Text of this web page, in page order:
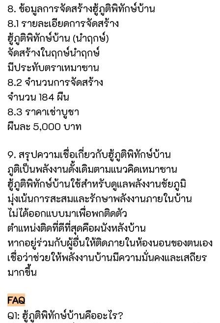
8. ข้อมูลการจัดสร้างฮู้ภูติพิทักษ์บ้าน
8.1 รายละเอียดการจัดสร้าง
ฮู้ภูติพิทักษ์บ้าน (นำฤกษ์)
จัดสร้างในฤกษ์นำฤกษ์
มีประทับตราเหมาซาน
8.2 จำนวนการจัดสร้าง
จำนวน 184 ผืน
8.3 ราคาเช่าบูชา
ผืนละ 5,000 บาท
9. สรุปความเชื่อเกี่ยวกับฮู้ภูติพิทักษ์บ้าน
ภูติเป็นพลังงานดั้งเดิมตามแนวคิดเหมาซาน
ฮู้ภูติพิทักษ์บ้านใช้สำหรับดูแลพลังงานชัยภูมิ
มุ่งเน้นการสะสมและรักษาพลังงานภายในบ้าน
ไม่ได้ออกแบบมาเพื่อพกติดตัว
ตำแหน่งติดที่ดีที่สุดคือผนังหลังบ้าน
หากอยู่ร่วมกับผู้อื่นให้ติดภายในห้องนอนของตนเอง
เชื่อว่าช่วยให้พลังงานบ้านมีความมั่นคงและเสถียร
มากขึ้น
FAQ
Q1: ฮู้ภูติพิทักษ์บ้านคืออะไร?